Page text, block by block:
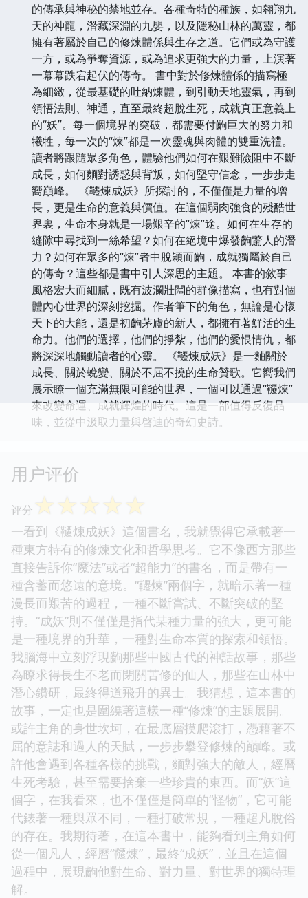
的傳承與神秘的禁地並存。各種奇特的種族，如翱翔九
天的神龍，潛藏深淵的九嬰，以及隱秘山林的萬靈，都
擁有著屬於自己的修煉體係與生存之道。它們或為守護
一方，或為爭奪資源，或為追求更強大的力量，上演著
一幕幕跌宕起伏的傳奇。 書中對於修煉體係的描寫極
為細緻，從最基礎的吐納煉體，到引動天地靈氣，再到
領悟法則、神通，直至最終超脫生死，成就真正意義上
的“妖”。每一個境界的突破，都需要付齣巨大的努力和
犧牲，每一次的“煉”都是一次靈魂與肉體的雙重洗禮。
讀者將跟隨眾多角色，體驗他們如何在艱難險阻中不斷
成長，如何麵對誘惑與背叛，如何堅守信念，一步步走
嚮巔峰。 《韆煉成妖》所探討的，不僅僅是力量的增
長，更是生命的意義與價值。在這個弱肉強食的殘酷世
界裏，生命本身就是一場艱辛的“煉”途。如何在生存的
縫隙中尋找到一絲希望？如何在絕境中爆發齣驚人的潛
力？如何在眾多的“煉”者中脫穎而齣，成就獨屬於自己
的傳奇？這些都是書中引人深思的主題。 本書的敘事
風格宏大而細膩，既有波瀾壯闊的群像描寫，也有對個
體內心世界的深刻挖掘。作者筆下的角色，無論是心懷
天下的大能，還是初齣茅廬的新人，都擁有著鮮活的生
命力。他們的選擇，他們的掙紮，他們的愛恨情仇，都
將深深地觸動讀者的心靈。 《韆煉成妖》是一麯關於
成長、關於蛻變、關於不屈不撓的生命贊歌。它嚮我們
展示瞭一個充滿無限可能的世界，一個可以通過“韆煉”
來改變命運、成就輝煌的時代。這是一部值得反復品
味，並從中汲取力量與啓迪的奇幻史詩。
用户评价
评分 ☆☆☆☆☆
一看到《韆煉成妖》這個書名，我就覺得它承載著一
種東方特有的修煉文化和哲學思考。它不像西方那些
直接告訴你“魔法”或者“超能力”的書名，而是帶有一
種含蓄而悠遠的意境。“韆煉”兩個字，就暗示著一種
漫長而艱苦的過程，一種不斷嘗試、不斷突破的堅
持。“成妖”則不僅僅是指代某種力量的強大，更可能
是一種境界的升華，一種對生命本質的探索和領悟。
我腦海中立刻浮現齣那些中國古代的神話故事，那些
為瞭求得長生不老而閉關苦修的仙人，那些在山林中
潛心鑽研，最終得道飛升的異士。我猜想，這本書的
故事，一定也是圍繞著這樣一種“修煉”的主題展開。
或許主角的身世坎坷，在最底層摸爬滾打，憑藉著不
屈的意誌和過人的天賦，一步步攀登修煉的巔峰。或
許他會遇到各種各樣的挑戰，麵對強大的敵人，經曆
生死考驗，甚至需要捨棄一些珍貴的東西。而“妖”這
個字，在我看來，也不僅僅是簡單的“怪物”，它可能
代錶著一種與眾不同，一種打破常規，一種超凡脫俗
的存在。我期待著，在這本書中，能夠看到主角如何
從一個凡人，經曆“韆煉”，最終“成妖”，並且在這個
過程中，展現齣他對生命、對力量、對世界的獨特理
解。